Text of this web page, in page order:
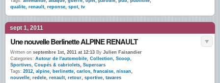
qualite, renault, reponse, spot, tv
sept 1, 2011
Une nouvelle Berlinette ALPINE RENAULT
Written on septembre 1st, 2011 at 12:13 By Julien Faisandier
Categories: Autour de l'automobile, Collection, Scoop,
Sportives, Coupés & cabriolets, Supercars
Tags: 2012, alpine, berlinette, carlos, francaise, nissan,
nouvelle, redele, renault, retour, sportive, tavares